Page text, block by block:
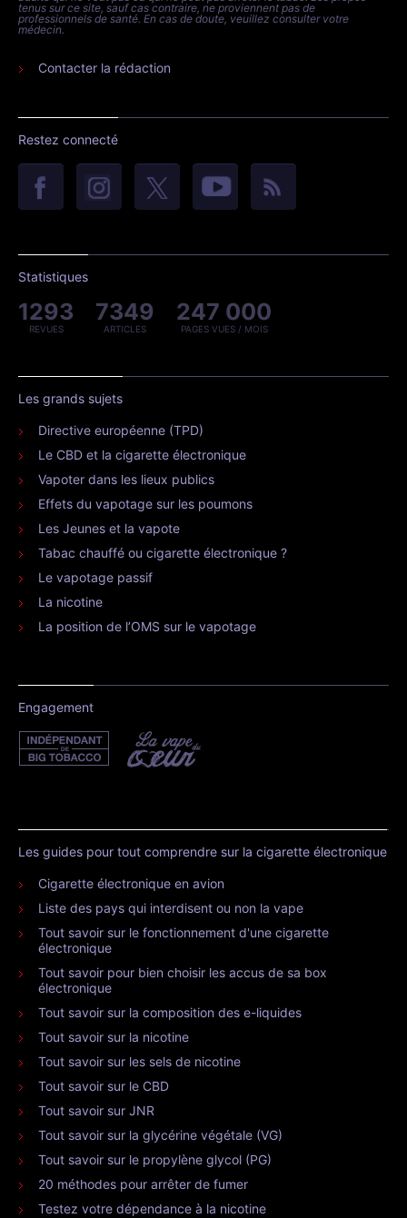
tenus sur ce site, sauf cas contraire, ne proviennent pas de
professionnels de santé. En cas de doute, veuillez consulter votre
médecin.
Contacter la rédaction
Restez connecté
Statistiques
1293
REVUES
7349
ARTICLES
247 000
PAGES VUES / MOIS
Les grands sujets
Directive européenne (TPD)
Le CBD et la cigarette électronique
Vapoter dans les lieux publics
Effets du vapotage sur les poumons
Les Jeunes et la vapote
Tabac chauffé ou cigarette électronique ?
Le vapotage passif
La nicotine
La position de l’OMS sur le vapotage
Engagement
Les guides pour tout comprendre sur la cigarette électronique
Cigarette électronique en avion
Liste des pays qui interdisent ou non la vape
Tout savoir sur le fonctionnement d'une cigarette
électronique
Tout savoir pour bien choisir les accus de sa box
électronique
Tout savoir sur la composition des e-liquides
Tout savoir sur la nicotine
Tout savoir sur les sels de nicotine
Tout savoir sur le CBD
Tout savoir sur JNR
Tout savoir sur la glycérine végétale (VG)
Tout savoir sur le propylène glycol (PG)
20 méthodes pour arrêter de fumer
Testez votre dépendance à la nicotine